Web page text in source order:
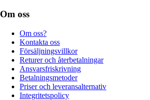
Om oss
Om oss?
Kontakta oss
Försäljningsvillkor
Returer och återbetalningar
Ansvarsfriskrivning
Betalningsmetoder
Priser och leveransalternativ
Integritetspolicy